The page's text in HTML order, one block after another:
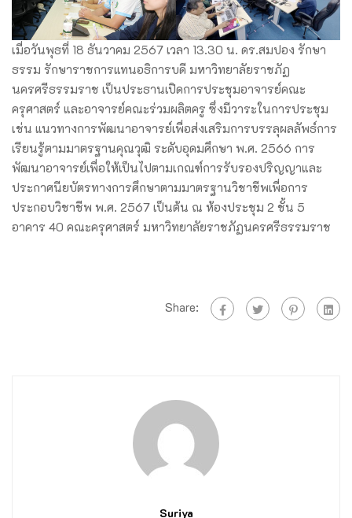
เมื่อวันพุธที่ 18 ธันวาคม 2567 เวลา 13.30 น. ดร.สมปอง รักษา
ธรรม รักษาราชการแทนอธิการบดี มหาวิทยาลัยราชภัฏ
นครศรีธรรมราช เป็นประธานเปิดการประชุมอาจารย์คณะ
ครุศาสตร์ และอาจารย์คณะร่วมผลิตครู ซึ่งมีวาระในการประชุม
เช่น แนวทางการพัฒนาอาจารย์เพื่อส่งเสริมการบรรลุผลลัพธ์การ
เรียนรู้ตามมาตรฐานคุณวุฒิ ระดับอุดมศึกษา พ.ศ. 2566 การ
พัฒนาอาจารย์เพื่อให้เป็นไปตามเกณฑ์การรับรองปริญญาและ
ประกาศนียบัตรทางการศึกษาตามมาตรฐานวิชาชีพเพื่อการ
ประกอบวิชาชีพ พ.ศ. 2567 เป็นต้น ณ ห้องประชุม 2 ชั้น 5
อาคาร 40 คณะครุศาสตร์ มหาวิทยาลัยราชภัฏนครศรีธรรมราช
Share:
Suriya